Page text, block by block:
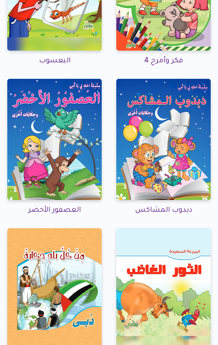
فكر وأمرح 4 اليعسوب
دبدوب المشاكس العصفور الأخضر